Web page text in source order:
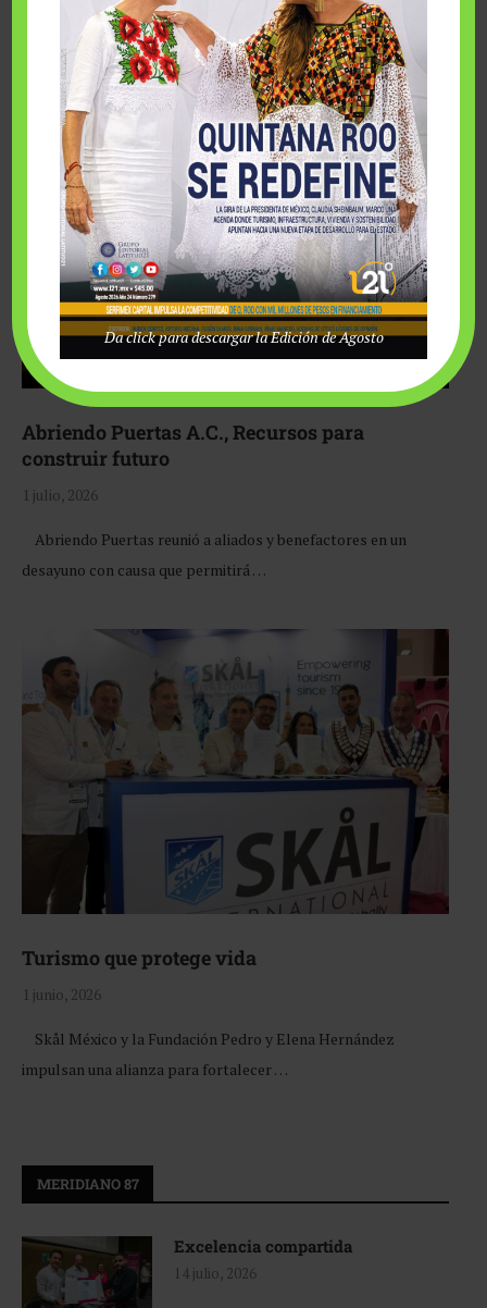
Fairmont Mayakoba y Make-A-Wish México unieron
esfuerzos para hacer realidad el deseo de una …
Abriendo Puertas A.C., Recursos para
construir futuro
1 julio, 2026
Abriendo Puertas reunió a aliados y benefactores en un
desayuno con causa que permitirá …
Turismo que protege vida
1 junio, 2026
Skål México y la Fundación Pedro y Elena Hernández
impulsan una alianza para fortalecer …
MERIDIANO 87
Excelencia compartida
14 julio, 2026
Da click para descargar la Edición de Agosto